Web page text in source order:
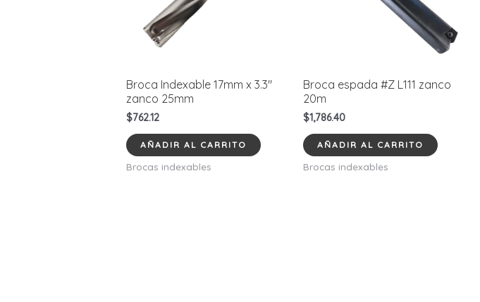
Broca Indexable 17mm x 3.3″
zanco 25mm
$762.12
AÑADIR AL CARRITO
Brocas indexables
Broca espada #Z L111 zanco
20m
$1,786.40
AÑADIR AL CARRITO
Brocas indexables